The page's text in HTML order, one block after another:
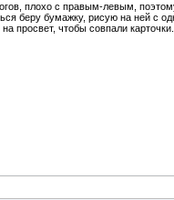
плохо с правым-левым,
беру бумажку, рисую на ней с
просвет, чтобы совпали